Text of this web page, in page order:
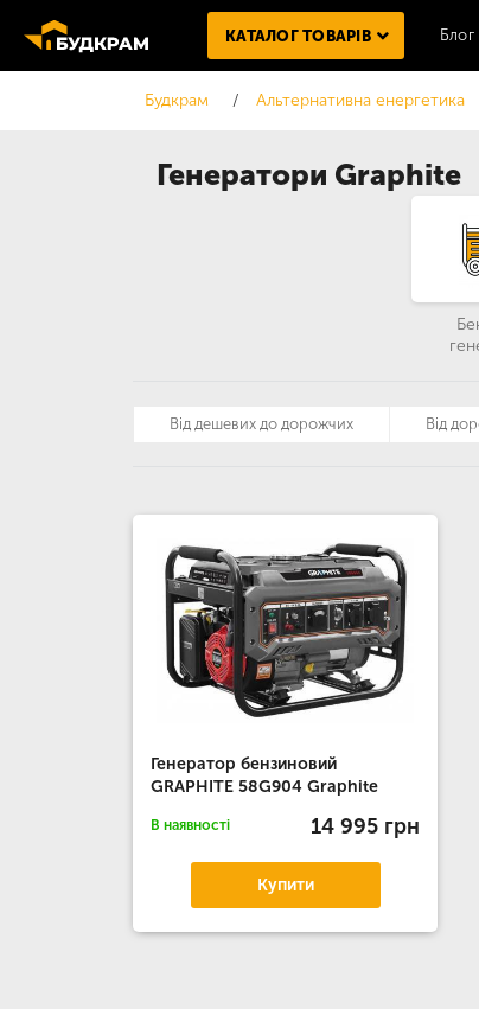
Генератори Graphite
КАТАЛОГ ТОВАРІВ Блог
Будкрам Альтернативна енергетика
Генератор бензиновий
GRAPHITE 58G904 Graphite
В наявності 14 995 грн
Купити
Від дешевих до дорожчих Від